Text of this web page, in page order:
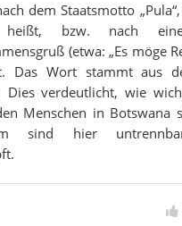
dem Staatsmotto
heißt, bzw. nach
(etwa: „Es möge
Das Wort stammt aus
Dies verdeutlicht, wie
Menschen in Botswana
sind hier